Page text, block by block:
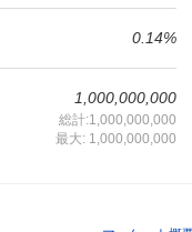
0.14%
1,000,000,000
総計:1,000,000,000
最大: 1,000,000,000
型アプリケーション
ます。保有者は、自分
参加する機会があり、
定に影響を与えること
by Virtualsは